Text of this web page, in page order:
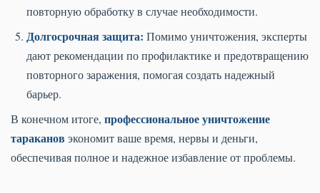
повторную обработку в случае необходимости.
Долгосрочная защита: Помимо уничтожения, эксперты
дают рекомендации по профилактике и предотвращению
повторного заражения, помогая создать надежный
барьер.
В конечном итоге, профессиональное уничтожение
тараканов экономит ваше время, нервы и деньги,
обеспечивая полное и надежное избавление от проблемы.